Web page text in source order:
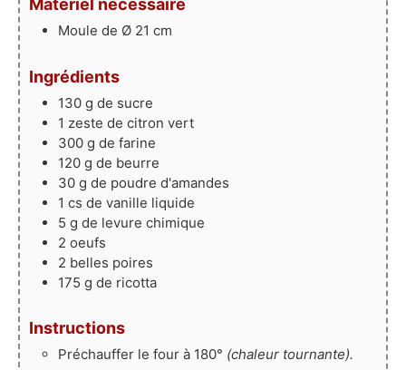
Matériel nécessaire
Moule de Ø 21 cm
Ingrédients
130 g de sucre
1 zeste de citron vert
300 g de farine
120 g de beurre
30 g de poudre d'amandes
1 cs de vanille liquide
5 g de levure chimique
2 oeufs
2 belles poires
175 g de ricotta
Instructions
Préchauffer le four à 180° (chaleur tournante).